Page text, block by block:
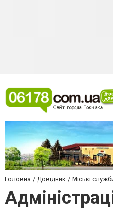
Головна Довідник Міські